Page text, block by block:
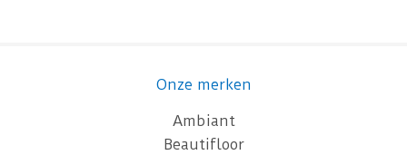
Onze merken
Ambiant
Beautifloor